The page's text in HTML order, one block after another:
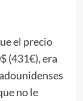
el precio
(431€), era
no le